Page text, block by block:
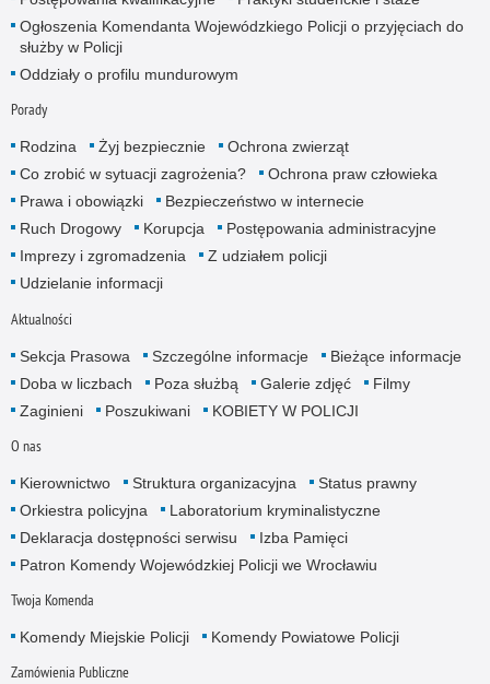
Ogłoszenia Komendanta Wojewódzkiego Policji o przyjęciach do
służby w Policji
Oddziały o profilu mundurowym
Porady
Rodzina Żyj bezpiecznie
Ochrona zwierząt
Co zrobić w sytuacji zagrożenia?
Ochrona praw człowieka
Prawa i obowiązki
Bezpieczeństwo w internecie
Ruch Drogowy
Korupcja
Postępowania administracyjne
Imprezy i zgromadzenia
Z udziałem policji
Udzielanie informacji
Aktualności
Sekcja Prasowa Szczególne informacje
Bieżące informacje
Doba w liczbach
Poza służbą Galerie zdjęć
Filmy
Zaginieni
Poszukiwani KOBIETY W POLICJI
O nas
Kierownictwo Struktura organizacyjna
Status prawny
Orkiestra policyjna
Laboratorium kryminalistyczne
Deklaracja dostępności serwisu
Izba Pamięci
Patron Komendy Wojewódzkiej Policji we Wrocławiu
Twoja Komenda
Komendy Miejskie Policji Komendy Powiatowe Policji
Zamówienia Publiczne